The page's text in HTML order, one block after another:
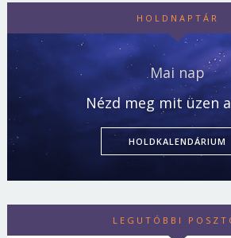
HOLDNAPTÁR
Mai nap
Nézd meg mit üzen
HOLDKALENDÁRIUM
LEGUTÓBBI